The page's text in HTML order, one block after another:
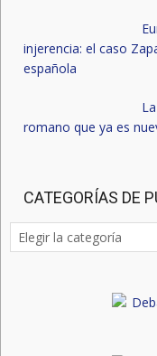
injerencia: el caso
española
romano que ya es
CATEGORÍAS DE
Categorías
de